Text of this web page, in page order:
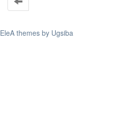
EleA themes by Ugsiba